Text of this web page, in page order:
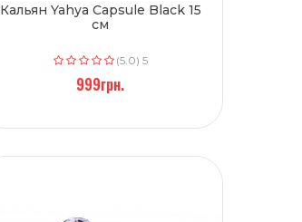
Кальян Yahya Capsule Black 15
см
(5.0) 5
999грн.